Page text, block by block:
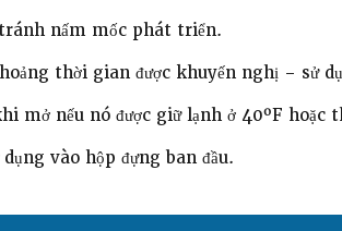
nấm mốc phát triển.
thời gian được khuyến nghị – sử
mở nếu nó được giữ lạnh ở 40ºF hoặc
vào hộp đựng ban đầu.